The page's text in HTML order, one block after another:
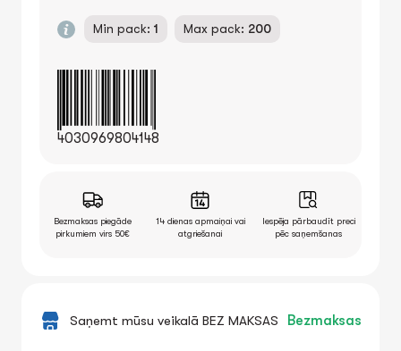
Min pack: 1 Max pack: 200
4030969804148
Bezmaksas piegāde
pirkumiem virs 50€
14 dienas apmaiņai vai
atgriešanai
Iespēja pārbaudīt preci
pēc saņemšanas
Saņemt mūsu veikalā BEZ MAKSAS Bezmaksas